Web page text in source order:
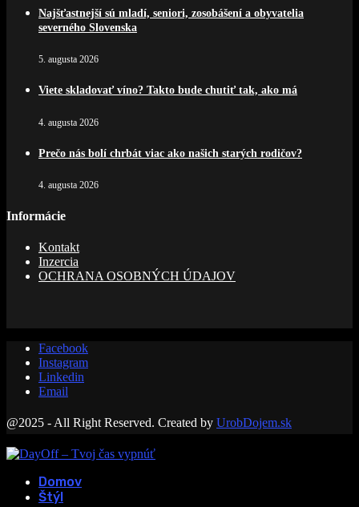
Najšťastnejší sú mladí, seniori, zosobášení a obyvatelia
severného Slovenska
5. augusta 2026
Viete skladovať víno? Takto bude chutiť tak, ako má
4. augusta 2026
Prečo nás bolí chrbát viac ako našich starých rodičov?
4. augusta 2026
Informácie
Kontakt
Inzercia
OCHRANA OSOBNÝCH ÚDAJOV
Facebook
Instagram
Linkedin
Email
@2025 - All Right Reserved. Created by UrobDojem.sk
Domov
Štýl